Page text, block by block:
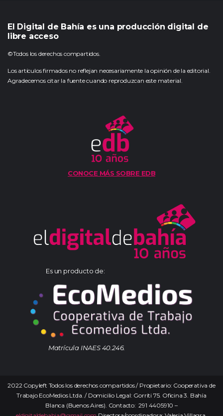
El Digital de Bahía es una producción digital de
libre acceso
©Todos los derechos compartidos.
Los artículos firmados no reflejan necesariamente la opinión de la editorial.
Agradecemos citar la fuente cuando reproduzcan este material.
CONOCE MÁS SOBRE EDB
Es un producto de:
Matrícula INAES 40.246.
2022 Copyleft Todos los derechos compartidos / Propietario: Cooperativa de
Trabajo EcoMedios Ltda. / Domicilio Legal: Gorriti 75. Oficina 3. Bahía
Blanca (Buenos Aires). Contacto: 291 4405910 –